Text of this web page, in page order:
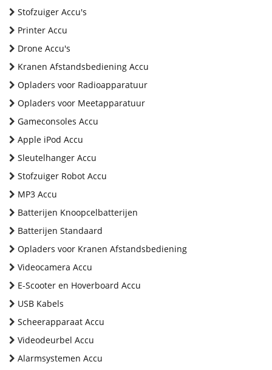
Stofzuiger Accu's
Printer Accu
Drone Accu's
Kranen Afstandsbediening Accu
Opladers voor Radioapparatuur
Opladers voor Meetapparatuur
Gameconsoles Accu
Apple iPod Accu
Sleutelhanger Accu
Stofzuiger Robot Accu
MP3 Accu
Batterijen Knoopcelbatterijen
Batterijen Standaard
Opladers voor Kranen Afstandsbediening
Videocamera Accu
E-Scooter en Hoverboard Accu
USB Kabels
Scheerapparaat Accu
Videodeurbel Accu
Alarmsystemen Accu